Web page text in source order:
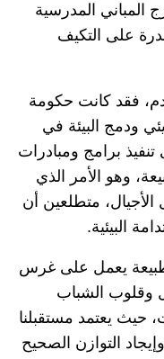
المباني المدرسية
على التكيف
فقد كانت حكومة
ودمج البيئة في
برامج ومبادرات
وهو الأمر الذي
متطلعين أن
البيئية.
يعمل على غرس
وقلوب الشباب
حيث يعتمد مستقبلنا
التوازن الصحيح